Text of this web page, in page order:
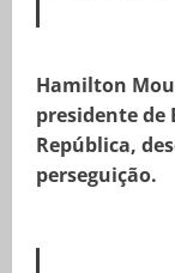
Hamilton
presidente de
República,
perseguição.